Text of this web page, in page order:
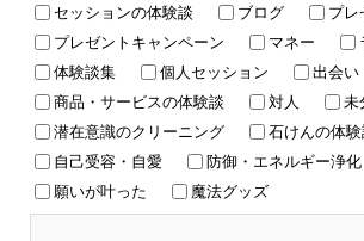
セッションの体験談
ブログ
プレ
プレゼントキャンペーン
マネー
体験談集
個人セッション
出会い
商品・サービスの体験談
対人
未
潜在意識のクリーニング
石けんの体
自己受容・自愛
防御・エネルギー浄化
願いが叶った
魔法グッズ